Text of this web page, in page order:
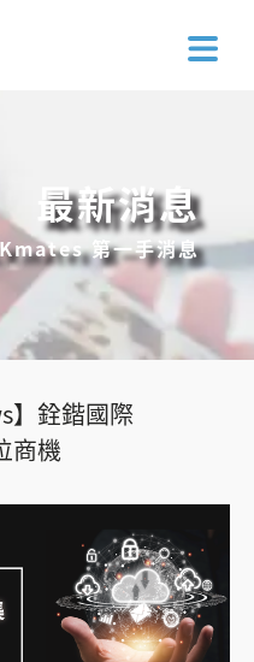
最新消息
第一手消息
】銓鍇國際
商機